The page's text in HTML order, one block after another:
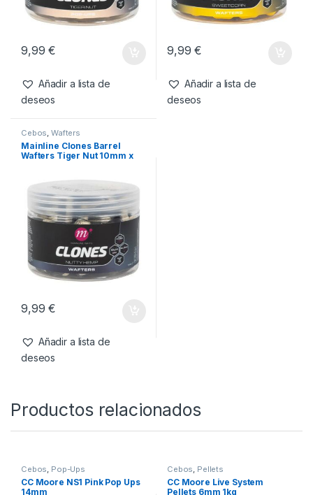
9,99€
Añadir a lista de
deseos
9,99€
Añadir a lista de
deseos
Cebos,Wafters
Mainline Clones Barrel
Wafters Tiger Nut 10mm x
9,99€
Añadir a lista de
deseos
Productos relacionados
Cebos, Pop-Ups
CC Moore NS1 Pink Pop Ups
14mm
Cebos, Pellets
CC Moore Live System
Pellets 6mm 1kg